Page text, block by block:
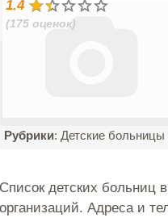
1.4
(175 оценок)
Рубрики: Детские больницы
Список детских больниц
организаций. Адреса и